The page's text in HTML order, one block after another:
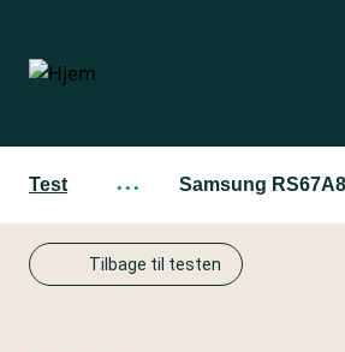
hovedindhold
Test ··· Samsung
Tilbage til testen